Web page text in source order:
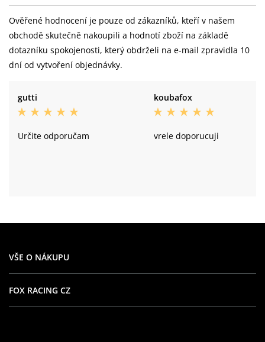
Ověřené hodnocení je pouze od zákazníků, kteří v našem
obchodě skutečně nakoupili a hodnotí zboží na základě
dotazníku spokojenosti, který obdrželi na e-mail zpravidla 10
dní od vytvoření objednávky.
gutti
Určite odporučam
koubafox
vrele doporucuji
VŠE O NÁKUPU
FOX RACING CZ